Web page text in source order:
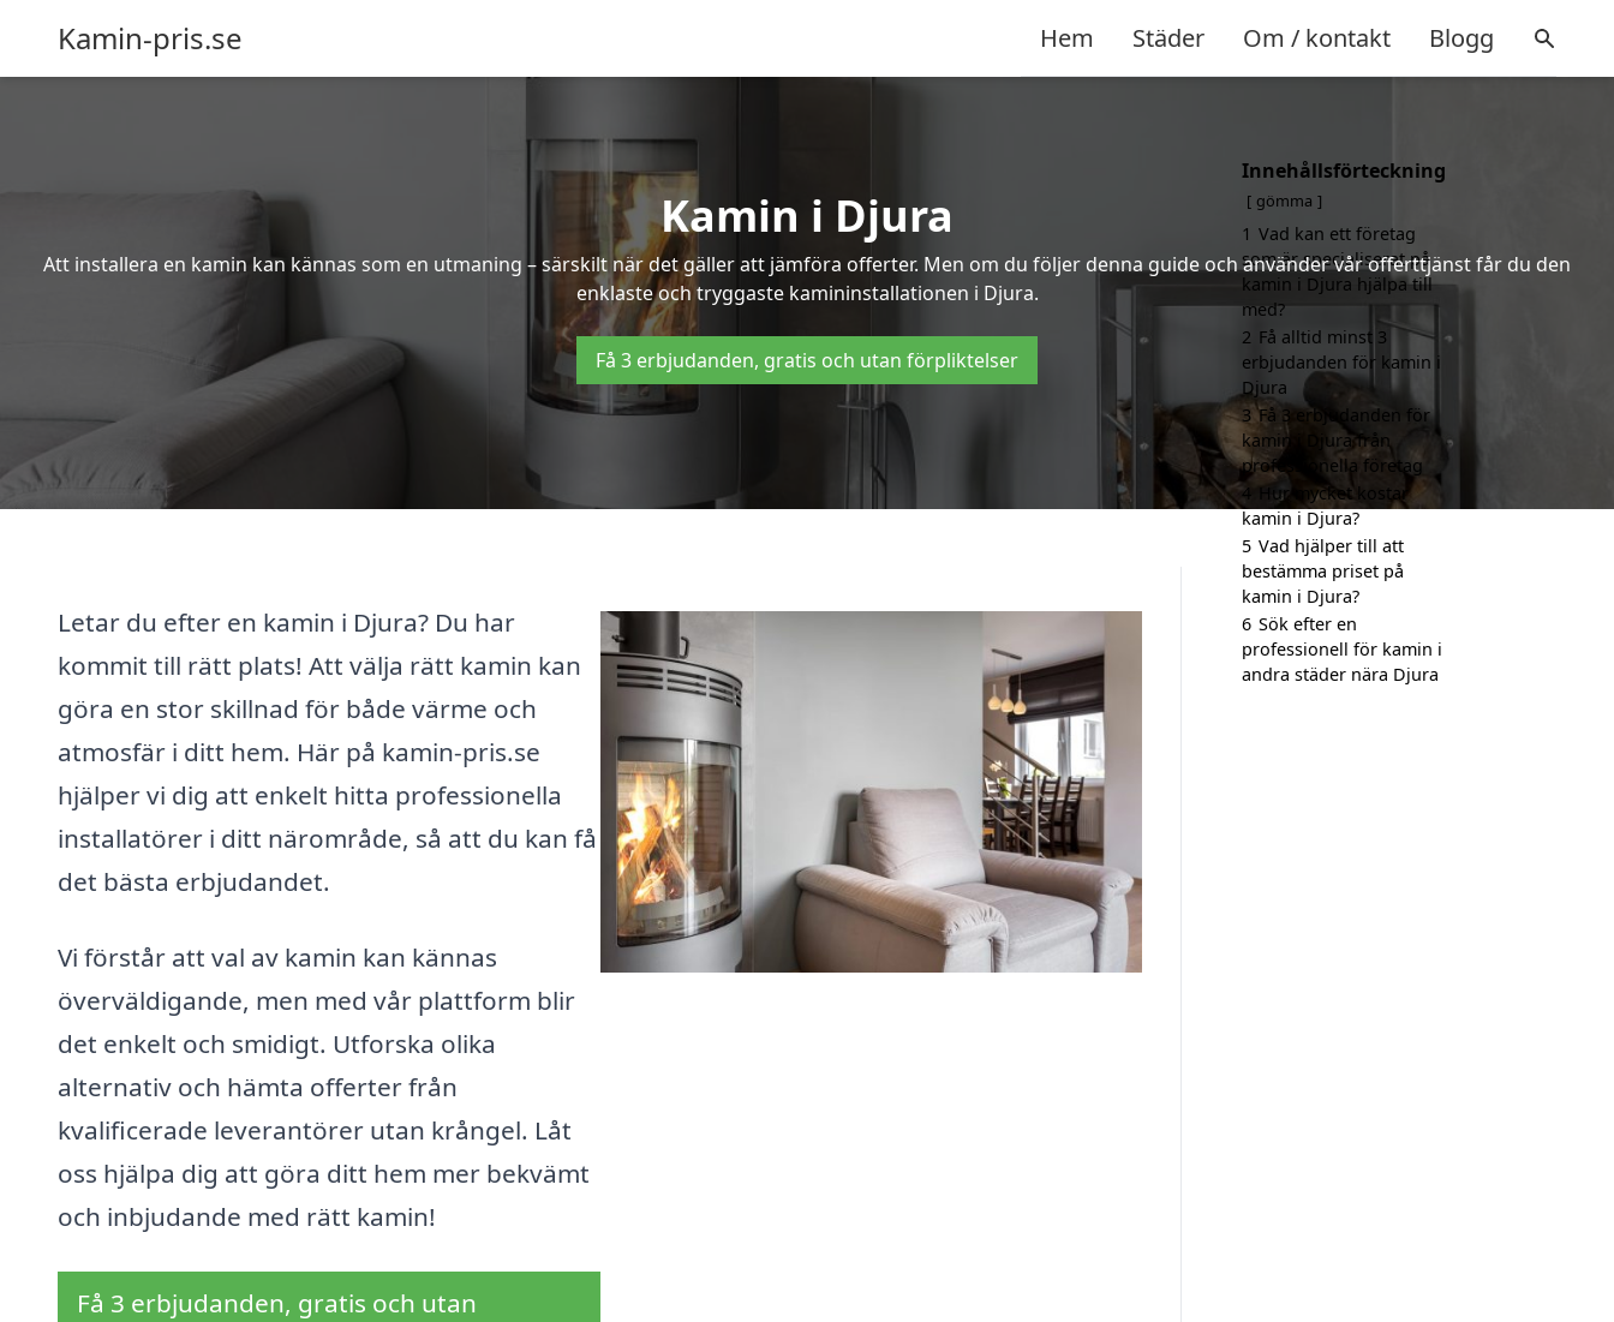
Kamin-pris.se Hem Städer Om / kontakt Blogg
Kamin i Djura
Att installera en kamin kan kännas som en utmaning – särskilt när det gäller att jämföra offerter. Men om du följer denna guide och använder vår offerttjänst får du den
enklaste och tryggaste kamininstallationen i Djura.
Få 3 erbjudanden, gratis och utan förpliktelser
Letar du efter en kamin i Djura? Du har
kommit till rätt plats! Att välja rätt kamin kan
göra en stor skillnad för både värme och
atmosfär i ditt hem. Här på kamin-pris.se
hjälper vi dig att enkelt hitta professionella
installatörer i ditt närområde, så att du kan få
det bästa erbjudandet.
Vi förstår att val av kamin kan kännas
överväldigande, men med vår plattform blir
det enkelt och smidigt. Utforska olika
alternativ och hämta offerter från
kvalificerade leverantörer utan krångel. Låt
oss hjälpa dig att göra ditt hem mer bekvämt
och inbjudande med rätt kamin!
Få 3 erbjudanden, gratis och utan
Innehållsförteckning
gömma
1 Vad kan ett företag
som är specialiserat på
kamin i Djura hjälpa till
med?
2 Få alltid minst 3
erbjudanden för kamin i
Djura
3 Få 3 erbjudanden för
kamin i Djura från
professionella företag
4 Hur mycket kostar
kamin i Djura?
5 Vad hjälper till att
bestämma priset på
kamin i Djura?
6 Sök efter en
professionell för kamin i
andra städer nära Djura